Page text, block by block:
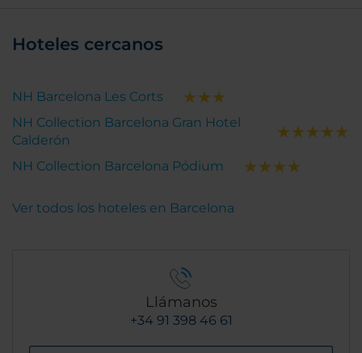
Hoteles cercanos
NH Barcelona Les Corts
NH Collection Barcelona Gran Hotel
Calderón
NH Collection Barcelona Pódium
Ver todos los hoteles en Barcelona
Llámanos
+34 91 398 46 61